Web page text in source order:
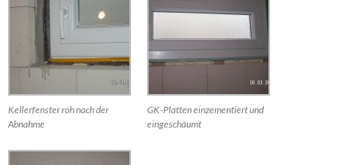
Kellerfenster roh nach der
Abnahme
GK-Platten einzementiert und
eingeschäumt